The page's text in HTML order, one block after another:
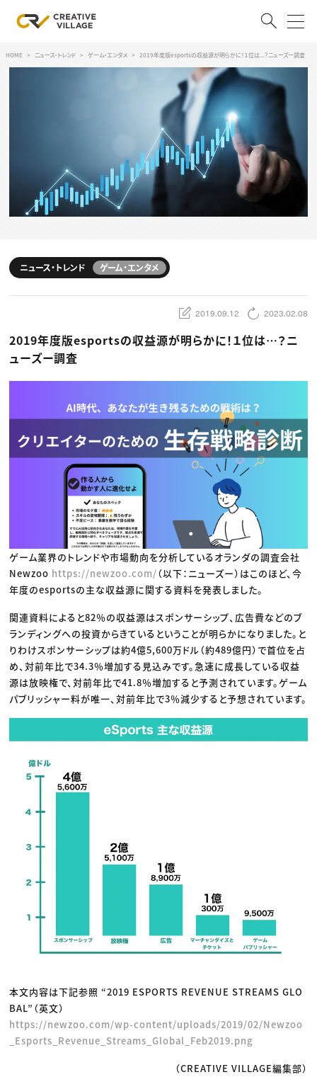
会員登録
クリエイター求人を探す
CREATIVE JOB求人検索
特集求人
採用説明会
スキルアップしたい！
デザイン
編集・ライティング
マーケティング
ディレクション
業界解説・キャリア事情
お役立ち基礎知識
TOP Creator’s コラム
Webクリエイター
アプリクリエイター
ゲームクリエイター
映像クリエイター
マーケッター
C＆R Magazine
セミナー
映像
広告
出版
CREATIVE VILLAGEからのお知らせ
プロフェッショナル×つながる×メディア
HOME ニュース・トレンド ゲーム・エンタメ 2019年度版esportsの収益源が明らかに！１位は...？ニューズー調査
ニュース・トレンド ゲーム・エンタメ
2019.09.12 2023.02.08
2019年度版esportsの収益源が明らかに！１位は…？ニ
ューズー調査
ゲーム業界のトレンドや市場動向を分析しているオランダの調査会社
Newzoo https://newzoo.com/（以下：ニューズー）はこのほど、今
年度のesportsの主な収益源に関する資料を発表しました。
関連資料によると82％の収益源はスポンサーシップ、広告費などのブ
ランディングへの投資からきているということが明らかになりました。と
りわけスポンサーシップは約4億5,600万ドル（約489億円）で首位を占
め、対前年比で34.3％増加する見込みです。急速に成長している収益
源は放映権で、対前年比で41.8％増加すると予測されています。ゲーム
パブリッシャー料が唯一、対前年比で3％減少すると予想されています。
本文内容は下記参照 “2019 ESPORTS REVENUE STREAMS GLO
BAL”（英文）
https://newzoo.com/wp-content/uploads/2019/02/Newzoo
_Esports_Revenue_Streams_Global_Feb2019.png
（CREATIVE VILLAGE編集部）